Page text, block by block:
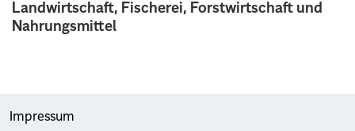
Landwirtschaft, Fischerei, Forstwirtschaft und
Nahrungsmittel
Impressum